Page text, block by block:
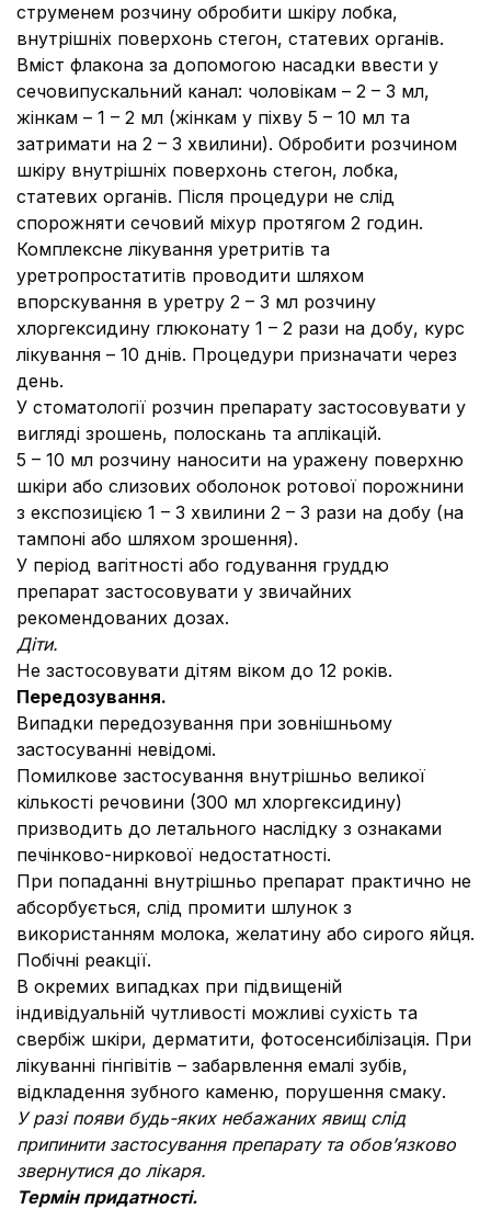
струменем розчину обробити шкіру лобка,
внутрішніх поверхонь стегон, статевих органів.
Вміст флакона за допомогою насадки ввести у
сечовипускальний канал: чоловікам – 2 – 3 мл,
жінкам – 1 – 2 мл (жінкам у піхву 5 – 10 мл та
затримати на 2 – 3 хвилини). Обробити розчином
шкіру внутрішніх поверхонь стегон, лобка,
статевих органів. Після процедури не слід
спорожняти сечовий міхур протягом 2 годин.
Комплексне лікування уретритів та
уретропростатитів проводити шляхом
впорскування в уретру 2 – 3 мл розчину
хлоргексидину глюконату 1 – 2 рази на добу, курс
лікування – 10 днів. Процедури призначати через
день.
У стоматології розчин препарату застосовувати у
вигляді зрошень, полоскань та аплікацій.
5 – 10 мл розчину наносити на уражену поверхню
шкіри або слизових оболонок ротової порожнини
з експозицією 1 – 3 хвилини 2 – 3 рази на добу (на
тампоні або шляхом зрошення).
У період вагітності або годування груддю
препарат застосовувати у звичайних
рекомендованих дозах.
Діти.
Не застосовувати дітям віком до 12 років.
Передозування.
Випадки передозування при зовнішньому
застосуванні невідомі.
Помилкове застосування внутрішньо великої
кількості речовини (300 мл хлоргексидину)
призводить до летального наслідку з ознаками
печінково-ниркової недостатності.
При попаданні внутрішньо препарат практично не
абсорбується, слід промити шлунок з
використанням молока, желатину або сирого яйця.
Побічні реакції.
В окремих випадках при підвищеній
індивідуальній чутливості можливі сухість та
свербіж шкіри, дерматити, фотосенсибілізація. При
лікуванні гінгівітів – забарвлення емалі зубів,
відкладення зубного каменю, порушення смаку.
У разі появи будь-яких небажаних явищ слід
припинити застосування препарату та обов’язково
звернутися до лікаря.
Термін придатності.